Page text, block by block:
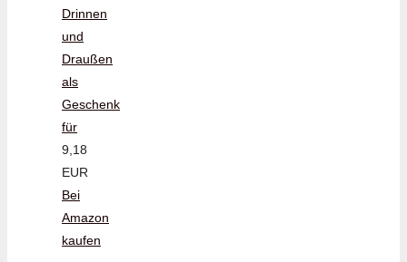
Drinnen
und
Draußen
als
Geschenk
für
9,18
EUR
Bei
Amazon
kaufen